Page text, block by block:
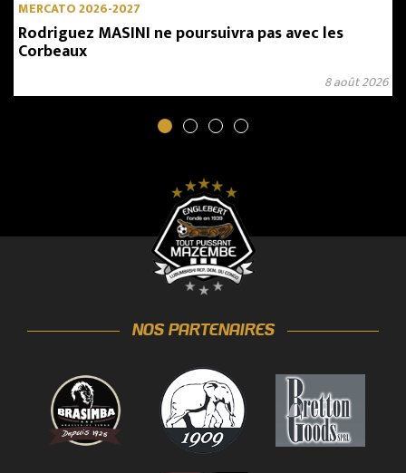
MERCATO 2026-2027
Rodriguez MASINI ne poursuivra pas avec les
Corbeaux
8 août 2026
NOS PARTENAIRES